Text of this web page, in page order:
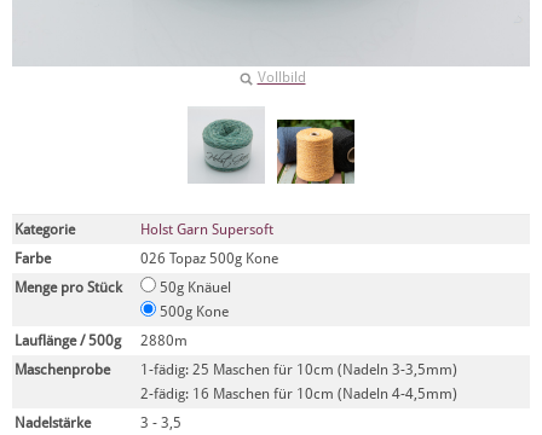
Vollbild
Kategorie
Holst Garn Supersoft
Farbe
026 Topaz 500g Kone
Menge pro Stück
50g Knäuel
500g Kone
Lauflänge / 500g
2880m
Maschenprobe
1-fädig: 25 Maschen für 10cm (Nadeln 3-3,5mm)
2-fädig: 16 Maschen für 10cm (Nadeln 4-4,5mm)
Nadelstärke
3 - 3,5